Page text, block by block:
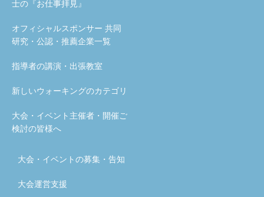
士の『お仕事拝見』
オフィシャルスポンサー 共同
研究・公認・推薦企業一覧
指導者の講演・出張教室
新しいウォーキングのカテゴリ
大会・イベント主催者・開催ご
検討の皆様へ
大会・イベントの募集・告知
大会運営支援